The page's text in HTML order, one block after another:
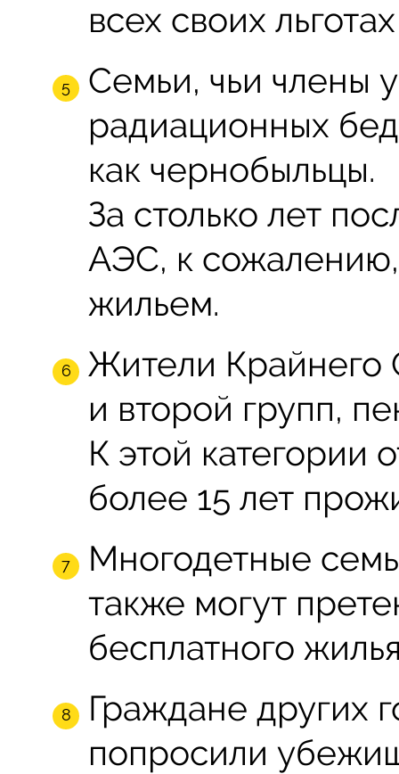
всех своих
Семьи, чьи члены
радиационных
как чернобыльцы.
За столько лет
АЭС, к
жильем.
Жители Крайнего
и второй групп,
К этой категории
более 15 лет
Многодетные
также могут
бесплатного
Граждане других
попросили